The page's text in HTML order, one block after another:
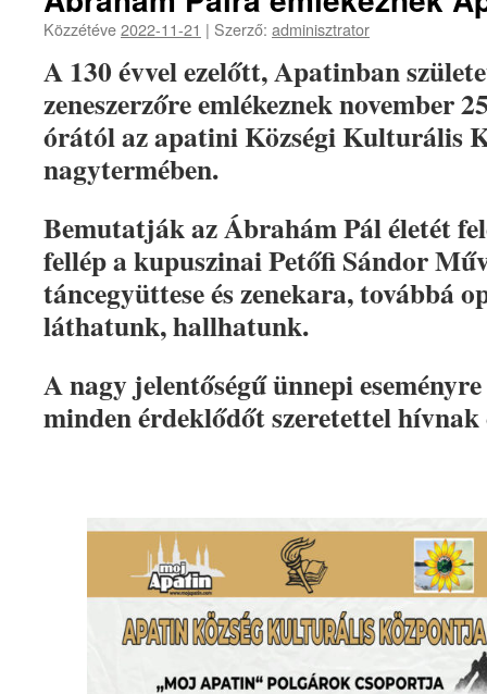
Közzétéve2022-11-21 | Szerző: adminisztrator
A 130 évvel ezelőtt, Apatinban
zeneszerzőre emlékeznek november
órától az apatini Községi Kulturális
nagytermében.
Bemutatják az Ábrahám Pál életét
fellép a kupuszinai Petőfi Sándor
táncegyüttese és zenekara, továbbá
láthatunk, hallhatunk.
A nagy jelentőségű ünnepi
minden érdeklődőt szeretettel hívnak